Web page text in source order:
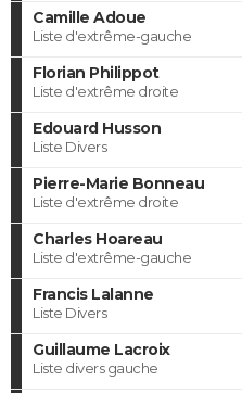
Camille Adoue
Liste d'extrême-gauche
Florian Philippot
Liste d'extrême droite
Edouard Husson
Liste Divers
Pierre-Marie Bonneau
Liste d'extrême droite
Charles Hoareau
Liste d'extrême-gauche
Francis Lalanne
Liste Divers
Guillaume Lacroix
Liste divers gauche